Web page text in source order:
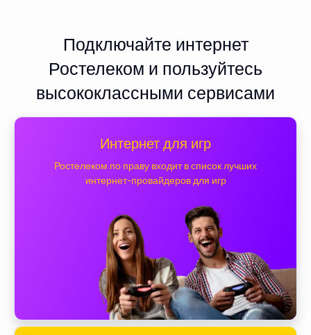
Подключайте интернет
Ростелеком и пользуйтесь
высококлассными сервисами
Интернет для игр
Ростелеком по праву входит в список лучших
интернет-провайдеров для игр